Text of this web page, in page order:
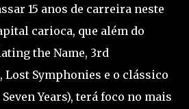
15 anos de carreira neste
carioca, que além do
the Name, 3rd
Lost Symphonies e o clássico
Years), terá foco no mais